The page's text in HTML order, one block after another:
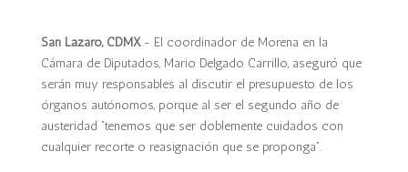
San Lázaro, CDMX.- El coordinador de Morena en la
Cámara de Diputados, Mario Delgado Carrillo, aseguró que
serán muy responsables al discutir el presupuesto de los
órganos autónomos, porque al ser el segundo año de
austeridad “tenemos que ser doblemente cuidados con
cualquier recorte o reasignación que se proponga”.